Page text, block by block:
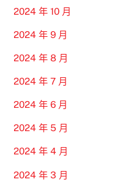
2024 年 10 月
2024 年 9 月
2024 年 8 月
2024 年 7 月
2024 年 6 月
2024 年 5 月
2024 年 4 月
2024 年 3 月